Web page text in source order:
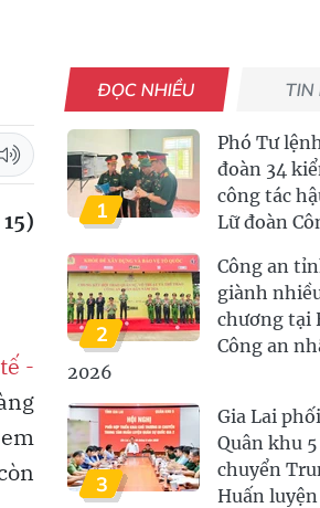
-
ĐỌC NHIỀU TIN
1
Phó Tư
đoàn 34
công tác
Lữ đoàn
2
Công an
giành
chương tại
Công an
2026
3
Gia Lai
Quân khu
chuyển
Huấn luyện